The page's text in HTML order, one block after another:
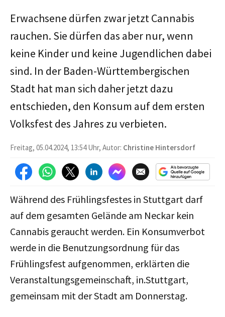
Erwachsene dürfen zwar jetzt Cannabis
rauchen. Sie dürfen das aber nur, wenn
keine Kinder und keine Jugendlichen dabei
sind. In der Baden-Württembergischen
Stadt hat man sich daher jetzt dazu
entschieden, den Konsum auf dem ersten
Volksfest des Jahres zu verbieten.
Freitag, 05.04.2024, 13:54 Uhr, Autor: Christine Hintersdorf
Während des Frühlingsfestes in Stuttgart darf
auf dem gesamten Gelände am Neckar kein
Cannabis geraucht werden. Ein Konsumverbot
werde in die Benutzungsordnung für das
Frühlingsfest aufgenommen, erklärten die
Veranstaltungsgemeinschaft, in.Stuttgart,
gemeinsam mit der Stadt am Donnerstag.